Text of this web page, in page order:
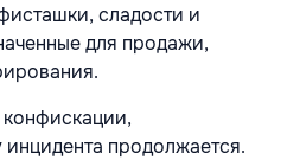
сладости и
для продажи,
продолжается.